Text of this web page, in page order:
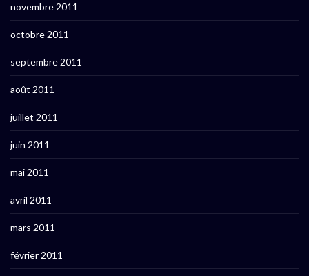
novembre 2011
octobre 2011
septembre 2011
août 2011
juillet 2011
juin 2011
mai 2011
avril 2011
mars 2011
février 2011